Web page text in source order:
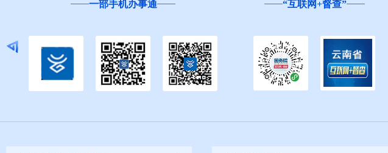
“互联网+督查”
平台